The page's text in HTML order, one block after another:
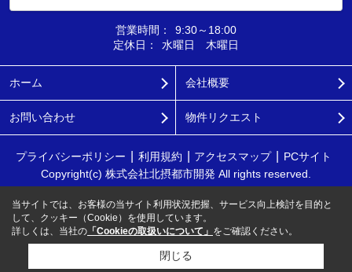
営業時間：
9:30～18:00
定休日：
水曜日 木曜日
ホーム 会社概要
お問い合わせ 物件リクエスト
プライバシーポリシー 利用規約 アクセスマップ
PCサイト
Copyright(c) 株式会社北摂都市開発 All rights reserved.
当サイトでは、お客様の当サイト利用状況把握、サービス向上検討を目的と
して、クッキー（Cookie）を使用しています。
詳しくは、当社の 「Cookieの取扱いについて」 をご確認ください。
閉じる